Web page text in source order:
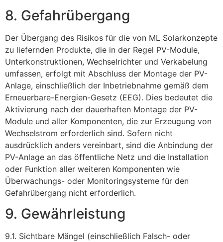
8. Gefahrübergang
Der Übergang des Risikos für die von ML Solarkonzepte
zu liefernden Produkte, die in der Regel PV-Module,
Unterkonstruktionen, Wechselrichter und Verkabelung
umfassen, erfolgt mit Abschluss der Montage der PV-
Anlage, einschließlich der Inbetriebnahme gemäß dem
Erneuerbare-Energien-Gesetz (EEG). Dies bedeutet die
Aktivierung nach der dauerhaften Montage der PV-
Module und aller Komponenten, die zur Erzeugung von
Wechselstrom erforderlich sind. Sofern nicht
ausdrücklich anders vereinbart, sind die Anbindung der
PV-Anlage an das öffentliche Netz und die Installation
oder Funktion aller weiteren Komponenten wie
Überwachungs- oder Monitoringsysteme für den
Gefahrübergang nicht erforderlich.
9. Gewährleistung
9.1. Sichtbare Mängel (einschließlich Falsch- oder